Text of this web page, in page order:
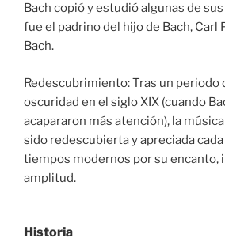
Bach copió y estudió algunas de
fue el padrino del hijo de Bach, Carl
Bach.
Redescubrimiento: Tras un periodo
oscuridad en el siglo XIX (cuando
acapararon más atención), la
sido redescubierta y apreciada cada
tiempos modernos por su encanto,
amplitud.
Historia